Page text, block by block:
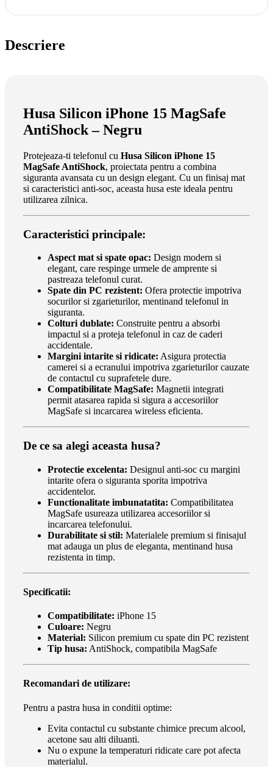
Descriere
Husa Silicon iPhone 15 MagSafe
AntiShock – Negru
Protejeaza-ti telefonul cu Husa Silicon iPhone 15
MagSafe AntiShock, proiectata pentru a combina
siguranta avansata cu un design elegant. Cu un finisaj mat
si caracteristici anti-soc, aceasta husa este ideala pentru
utilizarea zilnica.
Caracteristici principale:
Aspect mat si spate opac: Design modern si
elegant, care respinge urmele de amprente si
pastreaza telefonul curat.
Spate din PC rezistent: Ofera protectie impotriva
socurilor si zgarieturilor, mentinand telefonul in
siguranta.
Colturi dublate: Construite pentru a absorbi
impactul si a proteja telefonul in caz de caderi
accidentale.
Margini intarite si ridicate: Asigura protectia
camerei si a ecranului impotriva zgarieturilor cauzate
de contactul cu suprafetele dure.
Compatibilitate MagSafe: Magnetii integrati
permit atasarea rapida si sigura a accesoriilor
MagSafe si incarcarea wireless eficienta.
De ce sa alegi aceasta husa?
Protectie excelenta: Designul anti-soc cu margini
intarite ofera o siguranta sporita impotriva
accidentelor.
Functionalitate imbunatatita: Compatibilitatea
MagSafe usureaza utilizarea accesoriilor si
incarcarea telefonului.
Durabilitate si stil: Materialele premium si finisajul
mat adauga un plus de eleganta, mentinand husa
rezistenta in timp.
Specificatii:
Compatibilitate: iPhone 15
Culoare: Negru
Material: Silicon premium cu spate din PC rezistent
Tip husa: AntiShock, compatibila MagSafe
Recomandari de utilizare:
Pentru a pastra husa in conditii optime:
Evita contactul cu substante chimice precum alcool,
acetone sau alti diluanti.
Nu o expune la temperaturi ridicate care pot afecta
materialul.